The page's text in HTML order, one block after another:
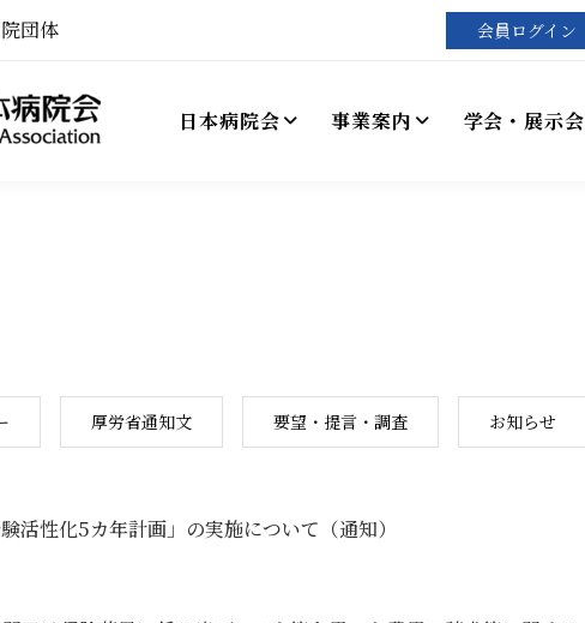
団体 会員ログイン
日本病院会 事業案内 学会・展示会
厚労省通知文 要望・提言・調査 お知らせ
験活性化5カ年計画」の実施について（通知）